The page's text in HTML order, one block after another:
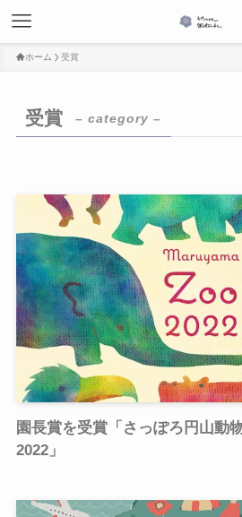
ホーム 受賞
受賞 – category –
園長賞を受賞「さっぽろ円山動
2022」